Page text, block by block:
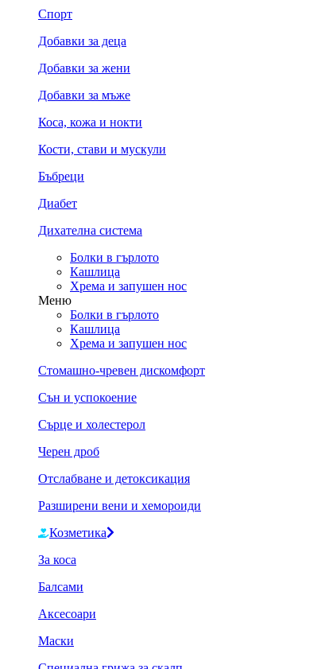
Спорт
Добавки за деца
Добавки за жени
Добавки за мъже
Коса, кожа и нокти
Кости, стави и мускули
Бъбреци
Диабет
Дихателна система
Болки в гърлото
Кашлица
Хрема и запушен нос
Меню
Болки в гърлото
Кашлица
Хрема и запушен нос
Стомашно-чревен дискомфорт
Сън и успокоение
Сърце и холестерол
Черен дроб
Отслабване и детоксикация
Разширени вени и хемороиди
Козметика
За коса
Балсами
Аксесоари
Маски